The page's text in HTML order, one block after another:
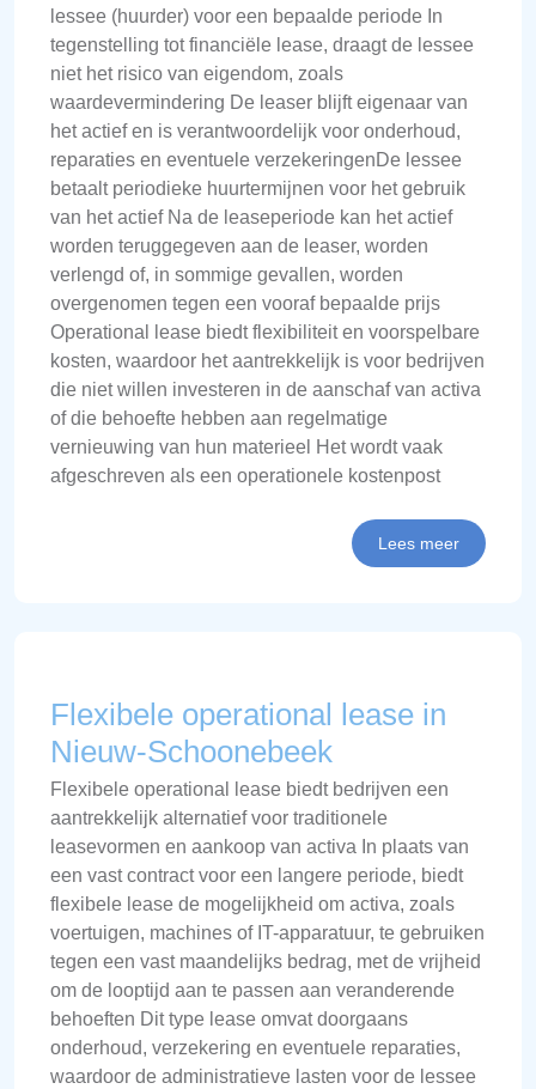
lessee (huurder) voor een bepaalde periode In
tegenstelling tot financiële lease, draagt de lessee
niet het risico van eigendom, zoals
waardevermindering De leaser blijft eigenaar van
het actief en is verantwoordelijk voor onderhoud,
reparaties en eventuele verzekeringenDe lessee
betaalt periodieke huurtermijnen voor het gebruik
van het actief Na de leaseperiode kan het actief
worden teruggegeven aan de leaser, worden
verlengd of, in sommige gevallen, worden
overgenomen tegen een vooraf bepaalde prijs
Operational lease biedt flexibiliteit en voorspelbare
kosten, waardoor het aantrekkelijk is voor bedrijven
die niet willen investeren in de aanschaf van activa
of die behoefte hebben aan regelmatige
vernieuwing van hun materieel Het wordt vaak
afgeschreven als een operationele kostenpost
Lees meer
Flexibele operational lease in
Nieuw-Schoonebeek
Flexibele operational lease biedt bedrijven een
aantrekkelijk alternatief voor traditionele
leasevormen en aankoop van activa In plaats van
een vast contract voor een langere periode, biedt
flexibele lease de mogelijkheid om activa, zoals
voertuigen, machines of IT-apparatuur, te gebruiken
tegen een vast maandelijks bedrag, met de vrijheid
om de looptijd aan te passen aan veranderende
behoeften Dit type lease omvat doorgaans
onderhoud, verzekering en eventuele reparaties,
waardoor de administratieve lasten voor de lessee